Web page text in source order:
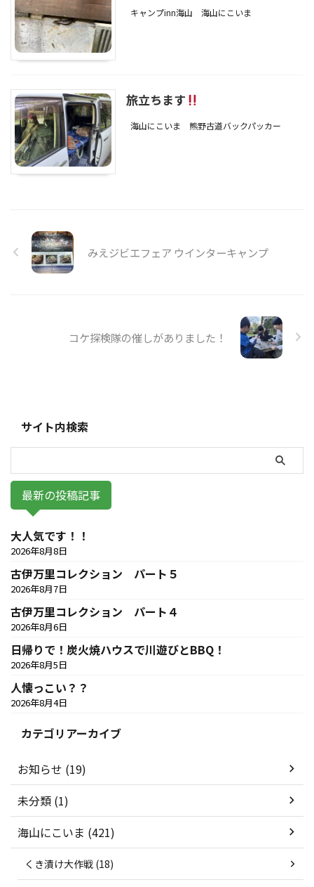
キャンプinn海山 海山にこいま
旅立ちます
海山にこいま 熊野古道バックパッカー
みえジビエフェア ウインターキャンプ
コケ探検隊の催しがありました！
サイト内検索
最新の投稿記事
大人気です！！
2026年8月8日
古伊万里コレクション パート５
2026年8月7日
古伊万里コレクション パート４
2026年8月6日
日帰りで！炭火焼ハウスで川遊びとBBQ！
2026年8月5日
人懐っこい？？
2026年8月4日
カテゴリアーカイブ
お知らせ (19)
未分類 (1)
海山にこいま (421)
くき漬け大作戦 (18)